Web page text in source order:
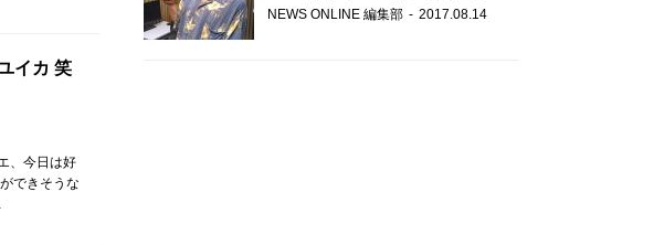
イカ 笑
、今日は好
できそうな
走！？
NEWS ONLINE 編集部 2017.08.14